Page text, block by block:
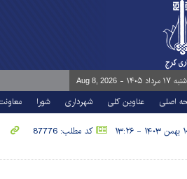
شنبه ۱۷ مرداد ۱۴۰۵ - Aug 8, 2026
اصلی عناوین کلی شهرداری شورا
- ۱۳:۲۶ کد مطلب: 87776